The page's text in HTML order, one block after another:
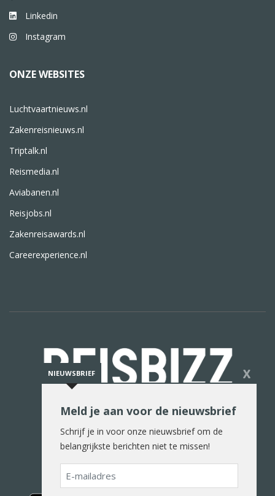
Linkedin
Instagram
ONZE WEBSITES
Luchtvaartnieuws.nl
Zakenreisnieuws.nl
Triptalk.nl
Reismedia.nl
Aviabanen.nl
Reisjobs.nl
Zakenreisawards.nl
Careerexperience.nl
De reiswereld in woord en beeld
NIEUWSBRIEF X
Meld je aan voor de nieuwsbrief
Schrijf je in voor onze nieuwsbrief om de
belangrijkste berichten niet te missen!
E-
mailadres